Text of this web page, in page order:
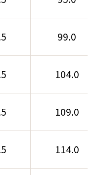
99.0
104.0
109.0
114.0